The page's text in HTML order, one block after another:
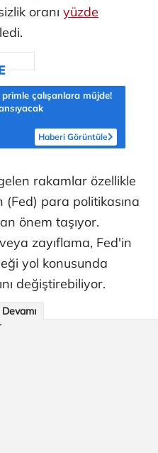
oranı yüzde
primle çalışanlara müjde!
Haberi Görüntüle
rakamlar özellikle
(Fed) para politikasına
önem taşıyor.
zayıflama, Fed'in
yol konusunda
değiştirebiliyor.